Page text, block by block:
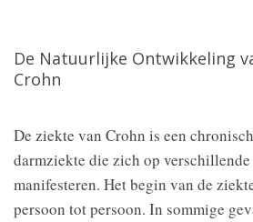
De Natuurlijke Ontwikkeling
Crohn
De ziekte van Crohn is een
darmziekte die zich op
manifesteren. Het begin van de
persoon tot persoon. In sommige